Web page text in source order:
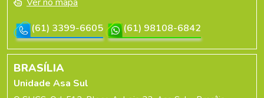
(61) 3399-6605
(61) 98108-6842
BRASÍLIA
Unidade Asa Sul